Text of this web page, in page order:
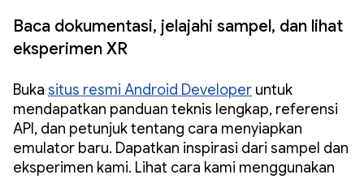
Baca dokumentasi, jelajahi sampel, dan lihat
eksperimen XR
Buka situs resmi Android Developer untuk
mendapatkan panduan teknis lengkap, referensi
API, dan petunjuk tentang cara menyiapkan
emulator baru. Dapatkan inspirasi dari sampel dan
eksperimen kami. Lihat cara kami menggunakan